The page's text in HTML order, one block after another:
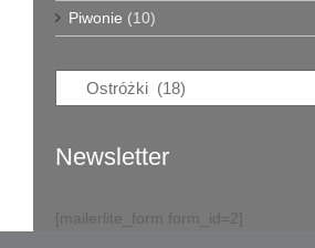
Piwonie (10)
Newsletter
[mailerlite_form form_id=2]